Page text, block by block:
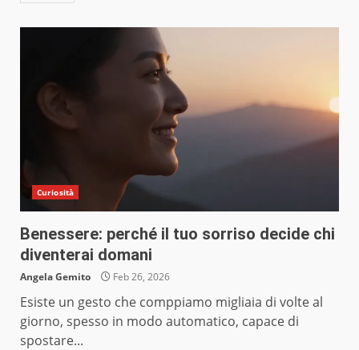
Curiosità
Benessere: perché il tuo sorriso decide chi
diventerai domani
Angela Gemito Feb 26, 2026
Esiste un gesto che comppiamo migliaia di volte al
giorno, spesso in modo automatico, capace di
spostare...